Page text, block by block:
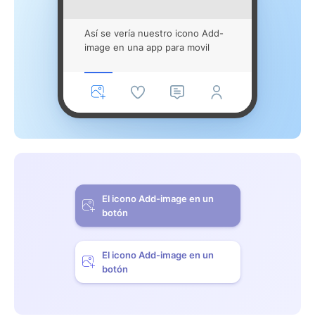
Así se vería nuestro icono Add-
image en una app para movil
El icono Add-image en un
botón
El icono Add-image en un
botón